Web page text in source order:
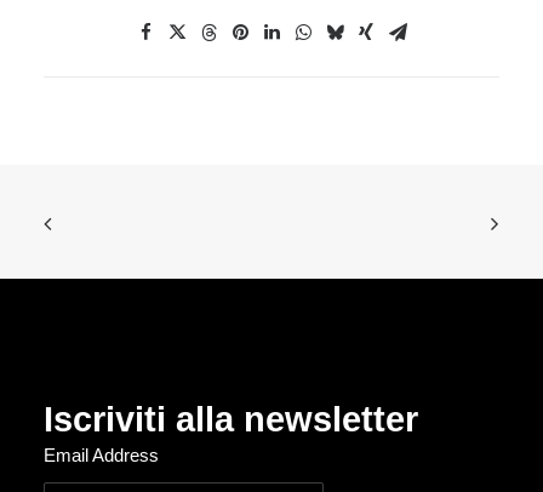
Iscriviti alla newsletter
Email Address